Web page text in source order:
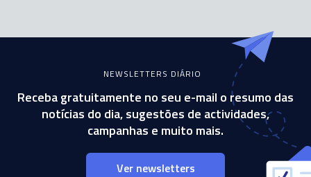
NEWSLETTERS DIÁRIO
Receba gratuitamente no seu e-mail o resumo das
notícias do dia, sugestões de actividades,
campanhas e muito mais.
Ver newsletters